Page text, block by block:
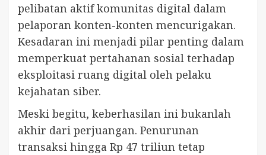
pelibatan aktif komunitas digital dalam
pelaporan konten-konten mencurigakan.
Kesadaran ini menjadi pilar penting dalam
memperkuat pertahanan sosial terhadap
eksploitasi ruang digital oleh pelaku
kejahatan siber.
Meski begitu, keberhasilan ini bukanlah
akhir dari perjuangan. Penurunan
transaksi hingga Rp 47 triliun tetap